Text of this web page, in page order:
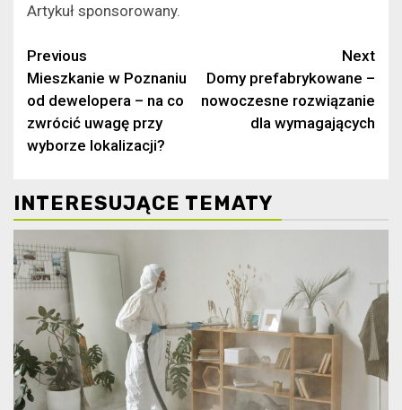
Artykuł sponsorowany.
Continue
Reading
Previous
Mieszkanie w Poznaniu
od dewelopera – na co
zwrócić uwagę przy
wyborze lokalizacji?
Next
Domy prefabrykowane –
nowoczesne rozwiązanie
dla wymagających
INTERESUJĄCE TEMATY